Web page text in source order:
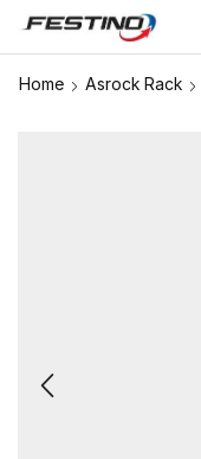
Home Asrock Rack